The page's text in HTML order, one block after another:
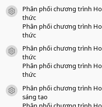
icon tài liệu
Phân phối chương trình
thức
Phân phối chương trình
thức
icon tài liệu
Phân phối chương trình
thức
Phân phối chương trình
thức
icon tài liệu
Phân phối chương trình
sáng tạo